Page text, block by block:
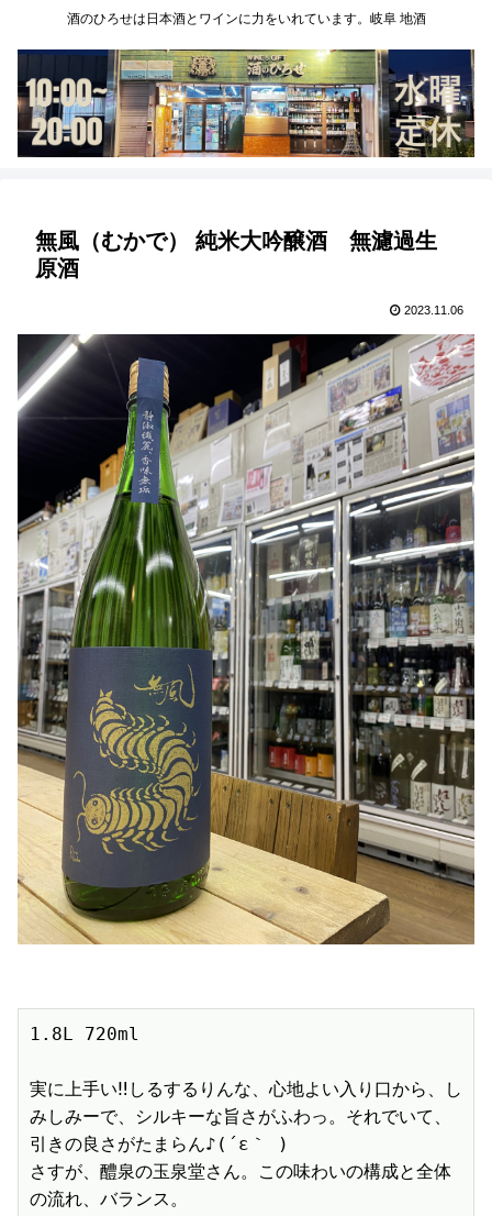
酒のひろせは日本酒とワインに力をいれています。岐阜 地酒
無風（むかで） 純米大吟醸酒 無濾過生
原酒
2023.11.06
1.8L 720ml
実に上手い‼︎しるするりんな、心地よい入り口から、し
みしみーで、シルキーな旨さがふわっ。それでいて、
引きの良さがたまらん♪(´ε｀ )
さすが、醴泉の玉泉堂さん。この味わいの構成と全体
の流れ、バランス。